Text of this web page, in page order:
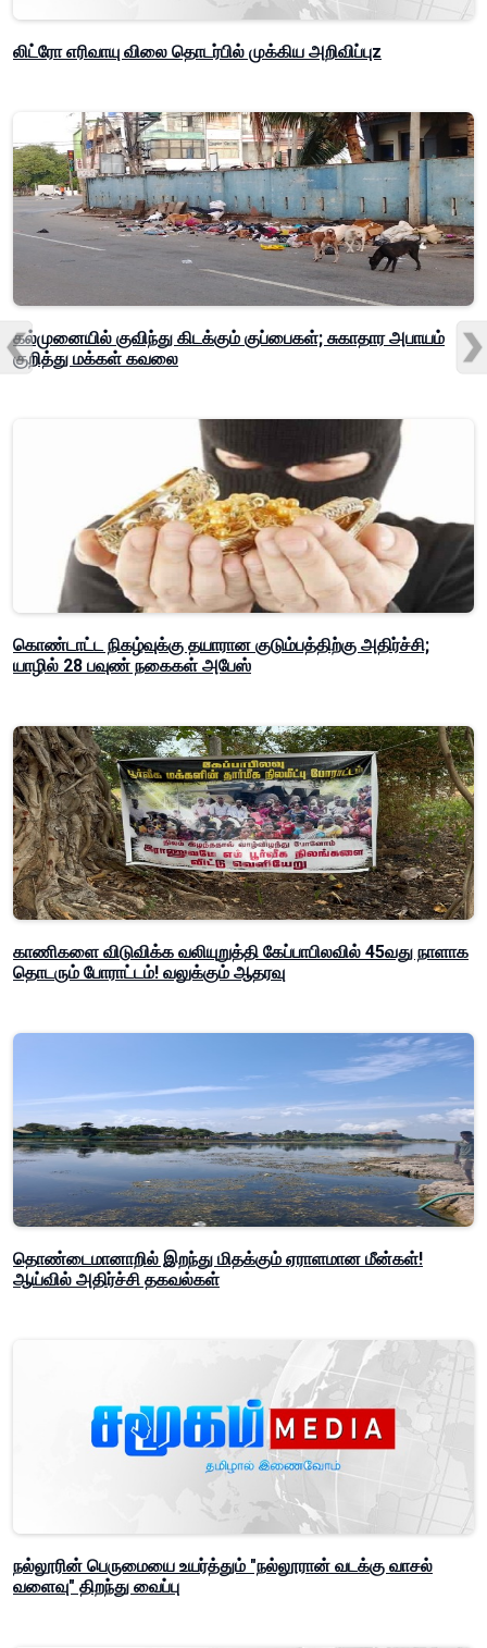
லிட்ரோ எரிவாயு விலை தொடர்பில் முக்கிய அறிவிப்புz
கல்முனையில் குவிந்து கிடக்கும் குப்பைகள்; சுகாதார அபாயம்
குறித்து மக்கள் கவலை
கொண்டாட்ட நிகழ்வுக்கு தயாரான குடும்பத்திற்கு அதிர்ச்சி;
யாழில் 28 பவுண் நகைகள் அபேஸ்
காணிகளை விடுவிக்க வலியுறுத்தி கேப்பாபிலவில் 45வது நாளாக
தொடரும் போராட்டம்! வலுக்கும் ஆதரவு
தொண்டைமானாறில் இறந்து மிதக்கும் ஏராளமான மீன்கள்!
ஆய்வில் அதிர்ச்சி தகவல்கள்
நல்லூரின் பெருமையை உயர்த்தும் "நல்லூரான் வடக்கு வாசல்
வளைவு" திறந்து வைப்பு